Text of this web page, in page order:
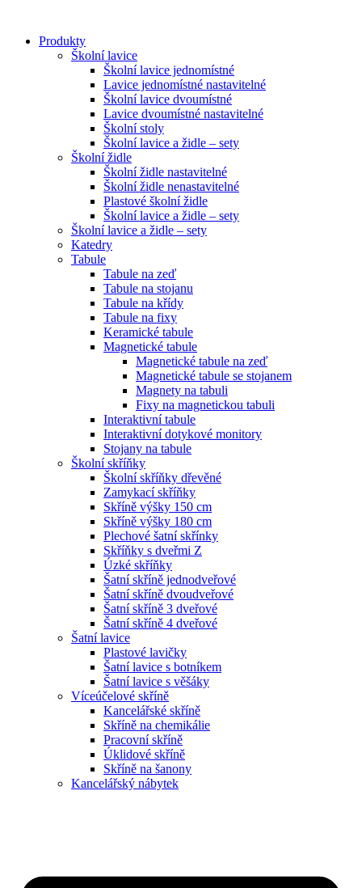
obsahuProdukty
Školní lavice
Školní lavice jednomístné
Lavice jednomístné nastavitelné
Školní lavice dvoumístné
Lavice dvoumístné nastavitelné
Školní stoly
Školní lavice a židle – sety
Školní židle
Školní židle nastavitelné
Školní židle nenastavitelné
Plastové školní židle
Školní lavice a židle – sety
Školní lavice a židle – sety
Katedry
Tabule
Tabule na zeď
Tabule na stojanu
Tabule na křídy
Tabule na fixy
Keramické tabule
Magnetické tabule
Magnetické tabule na zeď
Magnetické tabule se stojanem
Magnety na tabuli
Fixy na magnetickou tabuli
Interaktivní tabule
Interaktivní dotykové monitory
Stojany na tabule
Školní skříňky
Školní skříňky dřevěné
Zamykací skříňky
Skříně výšky 150 cm
Skříně výšky 180 cm
Plechové šatní skřínky
Skříňky s dveřmi Z
Úzké skříňky
Šatní skříně jednodveřové
Šatní skříně dvoudveřové
Šatní skříně 3 dveřové
Šatní skříně 4 dveřové
Šatní lavice
Plastové lavičky
Šatní lavice s botníkem
Šatní lavice s věšáky
Víceúčelové skříně
Kancelářské skříně
Skříně na chemikálie
Pracovní skříně
Úklidové skříně
Skříně na šanony
Kancelářský nábytek